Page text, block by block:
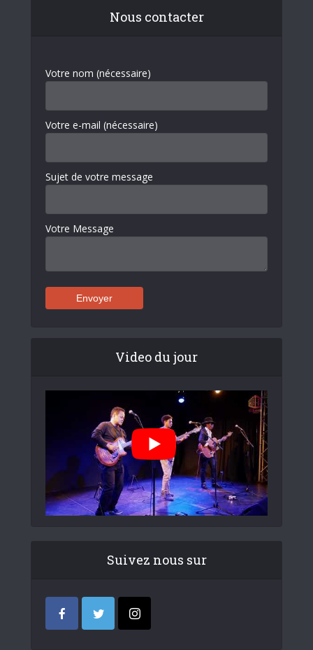
Nous contacter
Votre nom (nécessaire)
Votre e-mail (nécessaire)
Sujet de votre message
Votre Message
Video du jour
Suivez nous sur